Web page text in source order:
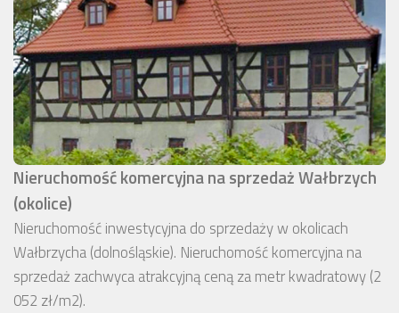
Nieruchomość komercyjna na sprzedaż Wałbrzych
(okolice)
Nieruchomość inwestycyjna do sprzedaży w okolicach
Wałbrzycha (dolnośląskie). Nieruchomość komercyjna na
sprzedaż zachwyca atrakcyjną ceną za metr kwadratowy (2
052 zł/m2).